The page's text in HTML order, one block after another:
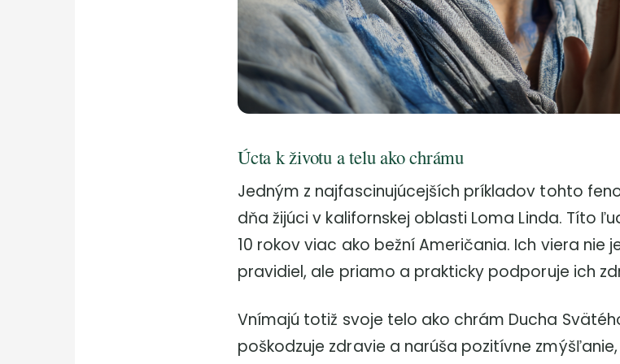
Úcta k životu a telu ako chrámu
Jedným z najfascinujúcejších príkladov tohto
dňa žijúci v kalifornskej oblasti Loma Linda. Títo
10 rokov viac ako bežní Američania. Ich viera nie
pravidiel, ale priamo a prakticky podporuje ich
Vnímajú totiž svoje telo ako chrám Ducha
poškodzuje zdravie a narúša pozitívne